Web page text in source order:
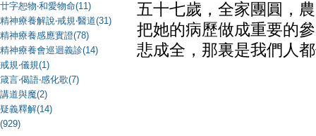
廿字恕物‧和愛物命(11)
精神療養解說‧戒規‧醫道(31)
精神療養感應實證(78)
精神療養會巡迴義診(14)
戒規‧儀規(1)
箴言‧偈語‧感化歌(7)
講道與魔(2)
疑義釋解(14)
(929)
五十七歲，全家團圓，
把她的病歷做成重要的
悲成全，那裏是我們人